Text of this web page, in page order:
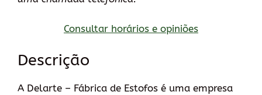
Consultar horários e opiniões
Descrição
A Delarte – Fábrica de Estofos é uma empresa